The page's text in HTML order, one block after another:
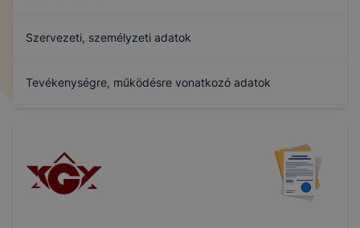
Szervezeti, személyzeti adatok
Tevékenységre, működésre vonatkozó adatok
Archívum